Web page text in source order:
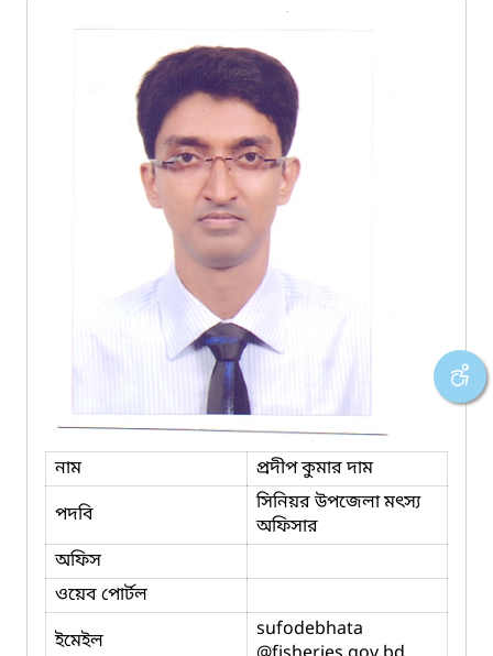
নাম
প্রদীপ কুমার দাম
পদবি
সিনিয়র উপজেলা মৎস্য
অফিসার
অফিস
ওয়েব পোর্টল
ইমেইল
sufodebhata